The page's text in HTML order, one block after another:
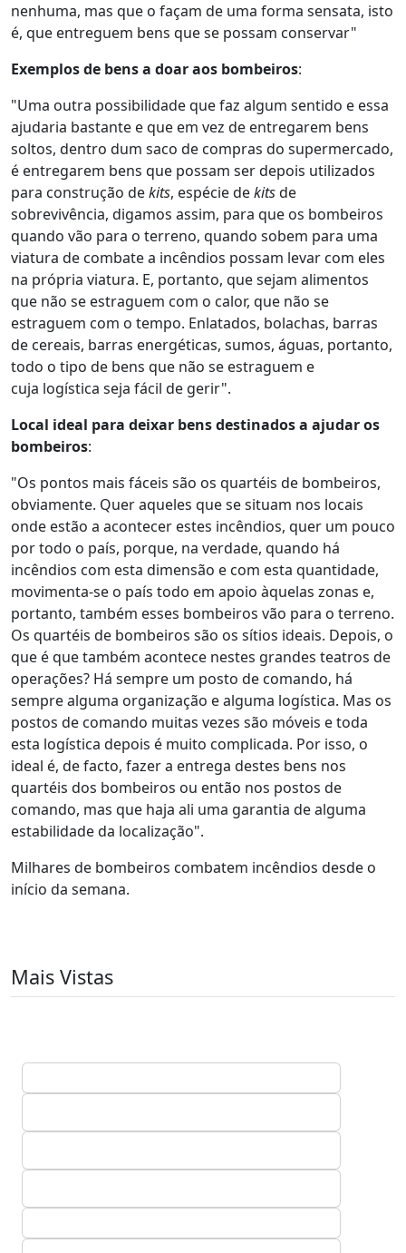
nenhuma, mas que o façam de uma forma sensata, isto
é, que entreguem bens que se possam conservar"
Exemplos de bens a doar aos bombeiros:
"Uma outra possibilidade que faz algum sentido e essa
ajudaria bastante e que em vez de entregarem bens
soltos, dentro dum saco de compras do supermercado,
é entregarem bens que possam ser depois utilizados
para construção dekits, espécie dekitsde
sobrevivência, digamos assim, para que os bombeiros
quando vão para o terreno, quando sobem para uma
viatura de combate a incêndios possam levar com eles
na própria viatura. E, portanto, que sejam alimentos
que não se estraguem com o calor, que não se
estraguem com o tempo. Enlatados, bolachas, barras
de cereais, barras energéticas, sumos, águas, portanto,
todo o tipo de bens que não se estraguem e
cuja logística seja fácil de gerir".
Local ideal para deixar bens destinados a ajudar os
bombeiros:
"Os pontos mais fáceis são os quartéis de bombeiros,
obviamente. Quer aqueles que se situam nos locais
onde estão a acontecer estes incêndios, quer um pouco
por todo o país, porque, na verdade, quando há
incêndios com esta dimensão e com esta quantidade,
movimenta-se o país todo em apoio àquelas zonas e,
portanto, também esses bombeiros vão para o terreno.
Os quartéis de bombeiros são os sítios ideais. Depois, o
que é que também acontece nestes grandes teatros de
operações? Há sempre um posto de comando, há
sempre alguma organização e alguma logística. Mas os
postos de comando muitas vezes são móveis e toda
esta logística depois é muito complicada. Por isso, o
ideal é, de facto, fazer a entrega destes bens nos
quartéis dos bombeiros ou então nos postos de
comando, mas que haja ali uma garantia de alguma
estabilidade da localização".
Milhares de bombeiros combatem incêndios desde o
início da semana.
Mais Vistas